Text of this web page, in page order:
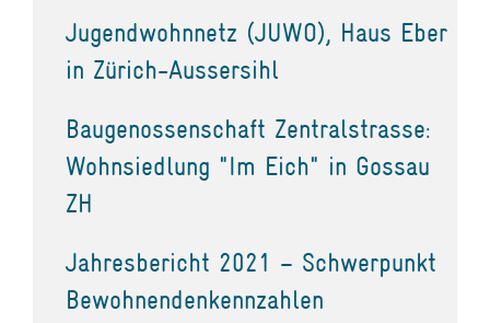
Jugendwohnnetz (JUWO), Haus Eber
in Zürich-Aussersihl
Baugenossenschaft Zentralstrasse:
Wohnsiedlung "Im Eich" in Gossau
ZH
Jahresbericht 2021 – Schwerpunkt
Bewohnendenkennzahlen